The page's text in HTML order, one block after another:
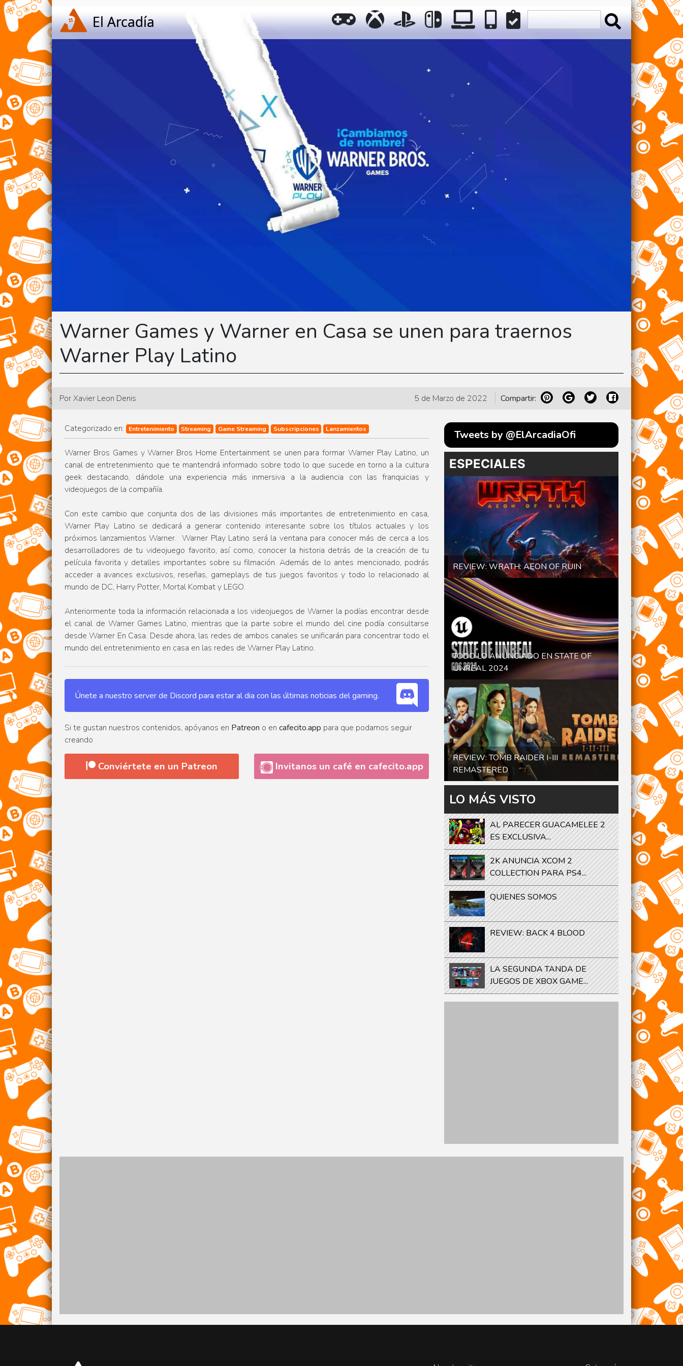
GENERAL
XBOX PLAYSTATION
NINTENDO
PC MÓVILESREVIEWS
Warner Games y Warner en Casa se unen para traernos
Warner Play Latino
Compartir:
5 de Marzo de 2022
Por Xavier Leon Denis
Categorizado en: Entretenimiento Streaming Game Streaming Subscripciones Lanzamientos
Warner Bros Games y Warner Bros Home Entertainment se unen para formar Warner Play Latino, un
canal de entretenimiento que te mantendrá informado sobre todo lo que sucede en torno a la cultura
geek destacando, dándole una experiencia más inmersiva a la audiencia con las franquicias y
videojuegos de la compañía.
Con este cambio que conjunta dos de las divisiones más importantes de entretenimiento en casa,
Warner Play Latino se dedicará a generar contenido interesante sobre los títulos actuales y los
próximos lanzamientos Warner. Warner Play Latino será la ventana para conocer más de cerca a los
desarrolladores de tu videojuego favorito, así como, conocer la historia detrás de la creación de tu
película favorita y detalles importantes sobre su filmación. Además de lo antes mencionado, podrás
acceder a avances exclusivos, reseñas, gameplays de tus juegos favoritos y todo lo relacionado al
mundo de DC, Harry Potter, Mortal Kombat y LEGO.
Anteriormente toda la información relacionada a los videojuegos de Warner la podías encontrar desde
el canal de Warner Games Latino, mientras que la parte sobre el mundo del cine podía consultarse
desde Warner En Casa. Desde ahora, las redes de ambos canales se unificarán para concentrar todo el
mundo del entretenimiento en casa en las redes de Warner Play Latino.
Únete a nuestro server de Discord para estar al dia con las últimas noticias del gaming.
Si te gustan nuestros contenidos, apóyanos en Patreon o en cafecito.app para que podamos seguir
creando
Conviértete en un Patreon Invitanos un café en cafecito.app
Tweets by @ElArcadiaOfi
ESPECIALES
REVIEW: WRATH: AEON OF RUIN
TODO LO ANUNCIADO EN STATE OF
UNREAL 2024
REVIEW: TOMB RAIDER I-III
REMASTERED
LO MÁS VISTO
AL PARECER GUACAMELEE 2
ES EXCLUSIVA...
2K ANUNCIA XCOM 2
COLLECTION PARA PS4...
QUIENES SOMOS
REVIEW: BACK 4 BLOOD
LA SEGUNDA TANDA DE
JUEGOS DE XBOX GAME...